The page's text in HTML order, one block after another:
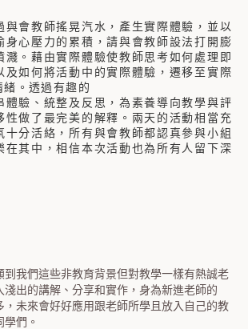
與會教師搖晃汽水，產生實際體驗，並以
身心壓力的累積，請與會教師設法打開膨
濺。藉由實際體驗使教師思考如何處理即
及如何將活動中的實際體驗，遷移至實際
。透過有趣的
體驗、統整及反思，為素養導向教學與評
性做了最完美的解釋。兩天的活動相當充
十分活絡，所有與會教師都認真參與小組
在其中，相信本次活動也為所有人留下深
到我們這些非教育背景但對教學一樣有熱誠老
淺出的講解、分享和實作，身為新進老師的
，未來會好好應用跟老師所學且放入自己的教
們。